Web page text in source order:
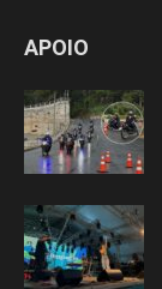
APOIO